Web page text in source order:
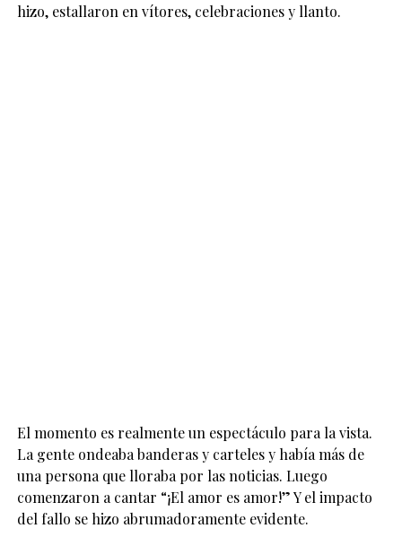
hizo, estallaron en vítores, celebraciones y llanto.
El momento es realmente un espectáculo para la vista.
La gente ondeaba banderas y carteles y había más de
una persona que lloraba por las noticias. Luego
comenzaron a cantar “¡El amor es amor!” Y el impacto
del fallo se hizo abrumadoramente evidente.